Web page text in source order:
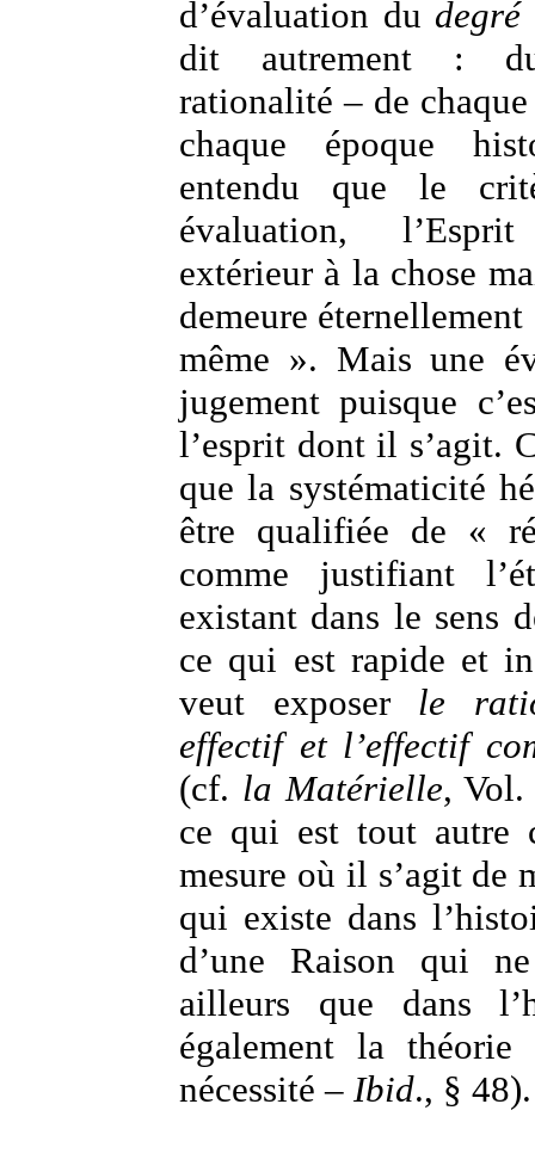
d’évaluation du degré
dit autrement :
rationalité – de
chaque époque
entendu que le
évaluation,
extérieur à la chose
demeure
même ». Mais une
jugement puisque
l’esprit dont il s’agit.
que la systématicité
être qualifiée de «
comme justifiant
existant dans le sens
ce qui est rapide et
veut exposer le
effectif et l’effectif
(cf. la Matérielle,
ce qui est tout autre
mesure où il s’agit de
qui existe dans
d’une Raison qui
ailleurs que dans
également la
nécessité – Ibid., § 48).